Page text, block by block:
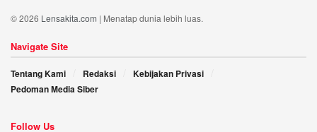
© 2026 Lensakita.com | Menatap dunia lebih luas.
Navigate Site
Tentang Kami Redaksi
Kebijakan Privasi
Pedoman Media Siber
Follow Us